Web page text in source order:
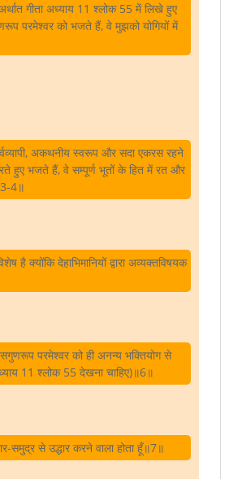
गीता अध्याय 11 श्लोक 55 में लिखे हुए
परमेश्वर को भजते हैं, वे मुझको योगियों में
अकथनीय स्वरूप और सदा एकरस रहने
हुए भजते हैं, वे सम्पूर्ण भूतों के हित में रत और
4॥
है क्योंकि देहाभिमानियों द्वारा अव्यक्तविषयक
परमेश्वर को ही अनन्य भक्तियोग से
11 श्लोक 55 देखना चाहिए)॥6॥
समुद्र से उद्धार करने वाला होता हूँ॥7॥